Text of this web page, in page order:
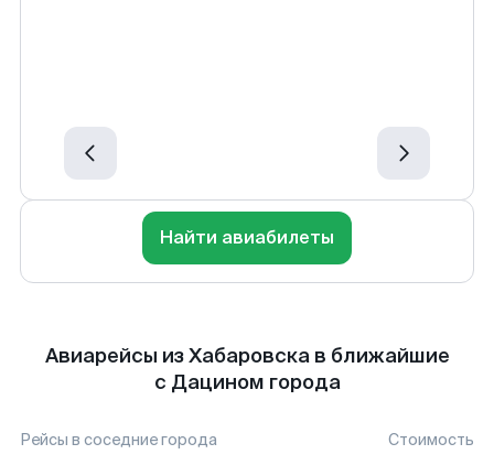
Найти авиабилеты
Авиарейсы из Хабаровска в ближайшие
с Дацином города
Рейсы в соседние города Стоимость